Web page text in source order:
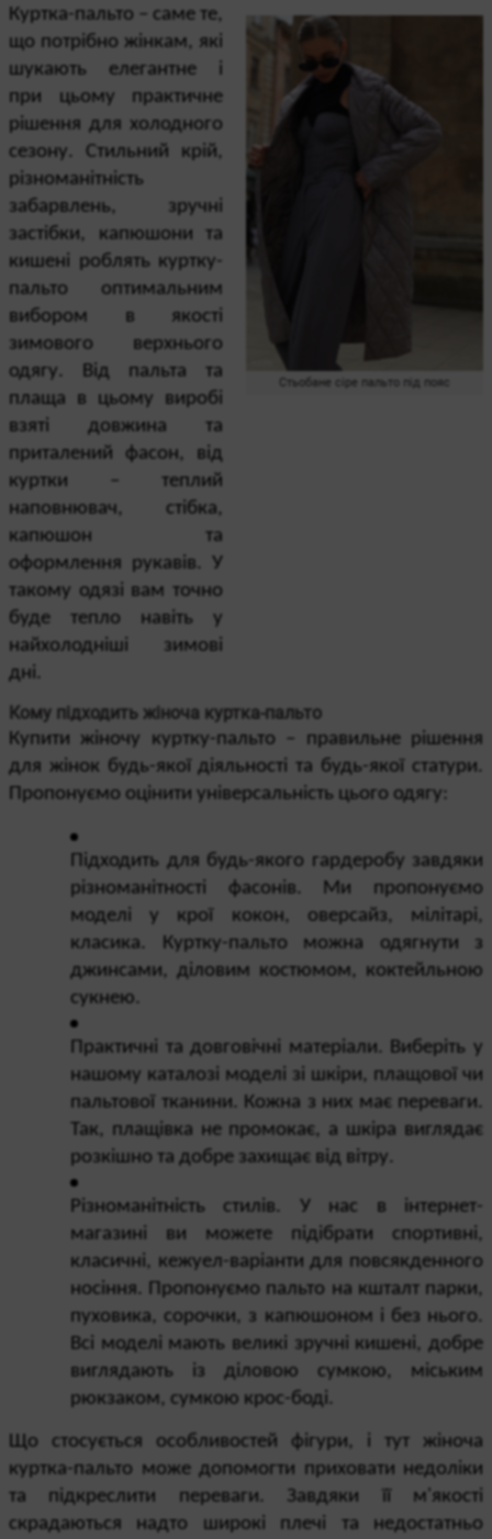
Стьобане сіре пальто під пояс
Куртка-пальто – саме те,
що потрібно жінкам, які
шукають елегантне і
при цьому практичне
рішення для холодного
сезону. Стильний крій,
різноманітність
забарвлень, зручні
застібки, капюшони та
кишені роблять куртку-
пальто оптимальним
вибором в якості
зимового верхнього
одягу. Від пальта та
плаща в цьому виробі
взяті довжина та
приталений фасон, від
куртки – теплий
наповнювач, стібка,
капюшон та
оформлення рукавів. У
такому одязі вам точно
буде тепло навіть у
найхолодніші зимові
дні.
Кому підходить жіноча куртка-пальто
Купити жіночу куртку-пальто – правильне рішення
для жінок будь-якої діяльності та будь-якої статури.
Пропонуємо оцінити універсальність цього одягу:
Підходить для будь-якого гардеробу завдяки
різноманітності фасонів. Ми пропонуємо
моделі у крої кокон, оверсайз, мілітарі,
класика. Куртку-пальто можна одягнути з
джинсами, діловим костюмом, коктейльною
сукнею.
Практичні та довговічні матеріали. Виберіть у
нашому каталозі моделі зі шкіри, плащової чи
пальтової тканини. Кожна з них має переваги.
Так, плащівка не промокає, а шкіра виглядає
розкішно та добре захищає від вітру.
Різноманітність стилів. У нас в інтернет-
магазині ви можете підібрати спортивні,
класичні, кежуел-варіанти для повсякденного
носіння. Пропонуємо пальто на кшталт парки,
пуховика, сорочки, з капюшоном і без нього.
Всі моделі мають великі зручні кишені, добре
виглядають із діловою сумкою, міським
рюкзаком, сумкою крос-боді.
Що стосується особливостей фігури, і тут жіноча
куртка-пальто може допомогти приховати недоліки
та підкреслити переваги. Завдяки її м'якості
скрадаються надто широкі плечі та недостатньо